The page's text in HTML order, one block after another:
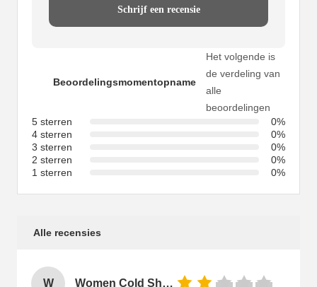
Schrijf een recensie
Beoordelingsmomentopname
Het volgende is
de verdeling van
alle
beoordelingen
5 sterren
0%
4 sterren
0%
3 sterren
0%
2 sterren
0%
1 sterren
0%
Alle recensies
W Women Cold Shoulder V Neck Rayon Blouse